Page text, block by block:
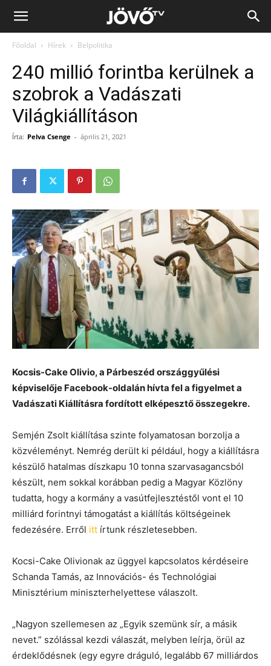
Jövő
Főoldal Hírek Belpolitika
240 millió forintba kerülnek a
szobrok a Vadászati
Világkiállításon
Írta: Pelva Csenge - április 21, 2021
Kocsis-Cake Olivio, a Párbeszéd országgyűlési
képviselője Facebook-oldalán hívta fel a figyelmet a
Vadászati Kiállításra fordított elképesztő összegekre.
Semjén Zsolt kiállítása szinte folyamatosan borzolja a
közvéleményt. Nemrég derült ki például, hogy a kiállításra
készülő hatalmas díszkapu 10 tonna szarvasagancsból
készült, nem sokkal korábban pedig a Magyar Közlöny
tudatta, hogy a kormány a vasútfejlesztéstől vont el 10
milliárd forintnyi támogatást a kiállítás költségeinek
fedezésére. Erről itt írtunk részletesebben.
Kocsi-Cake Olivionak az üggyel kapcsolatos kérdéseire
Schanda Tamás, az Innovációs- és Technológiai
Minisztérium miniszterhelyettese válaszolt.
„Nagyon szellemesen az „Egyik szemünk sír, a másik
nevet.” szólással kezdi válaszát, melyben leírja, örül az
érdeklődésnek (egy egyre dráguló, legalább 67 milliárdos